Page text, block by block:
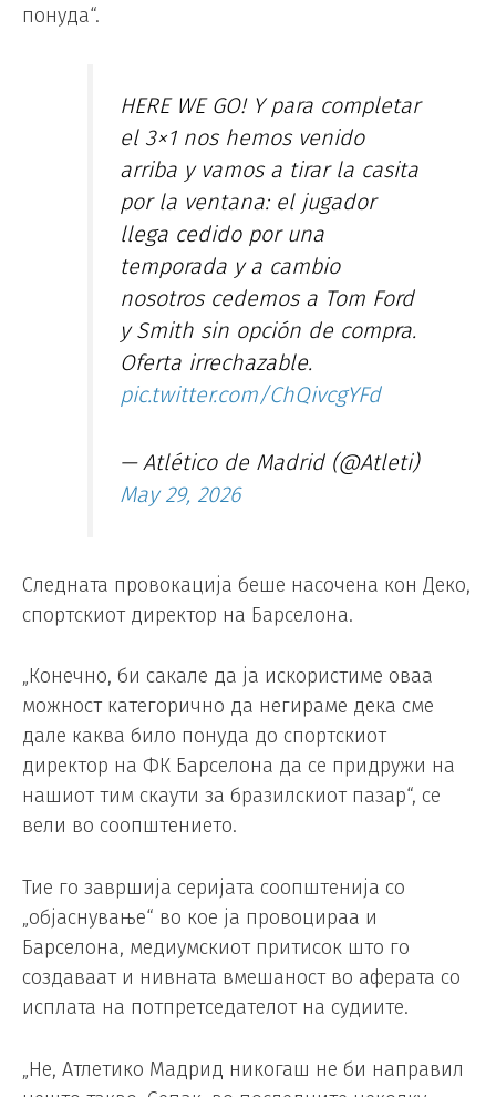
понуда“.
HERE WE GO! Y para completar
el 3×1 nos hemos venido
arriba y vamos a tirar la casita
por la ventana: el jugador
llega cedido por una
temporada y a cambio
nosotros cedemos a Tom Ford
y Smith sin opción de compra.
Oferta irrechazable.
pic.twitter.com/ChQivcgYFd
— Atlético de Madrid (@Atleti)
May 29, 2026
Следната провокација беше насочена кон Деко,
спортскиот директор на Барселона.
„Конечно, би сакале да ја искористиме оваа
можност категорично да негираме дека сме
дале каква било понуда до спортскиот
директор на ФК Барселона да се придружи на
нашиот тим скаути за бразилскиот пазар“, се
вели во соопштението.
Тие го завршија серијата соопштенија со
„објаснување“ во кое ја провоцираа и
Барселона, медиумскиот притисок што го
создаваат и нивната вмешаност во аферата со
исплата на потпретседателот на судиите.
„Не, Атлетико Мадрид никогаш не би направил